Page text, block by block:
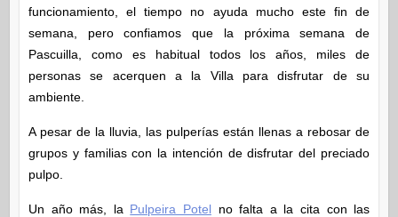
funcionamiento, el tiempo no ayuda mucho este fin de
semana, pero confiamos que la próxima semana de
Pascuilla, como es habitual todos los años, miles de
personas se acerquen a la Villa para disfrutar de su
ambiente.
A pesar de la lluvia, las pulperías están llenas a rebosar de
grupos y familias con la intención de disfrutar del preciado
pulpo.
Un año más, la Pulpeira Potelno falta a la cita con las